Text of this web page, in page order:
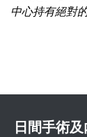
中心持有絕對
日間手術及